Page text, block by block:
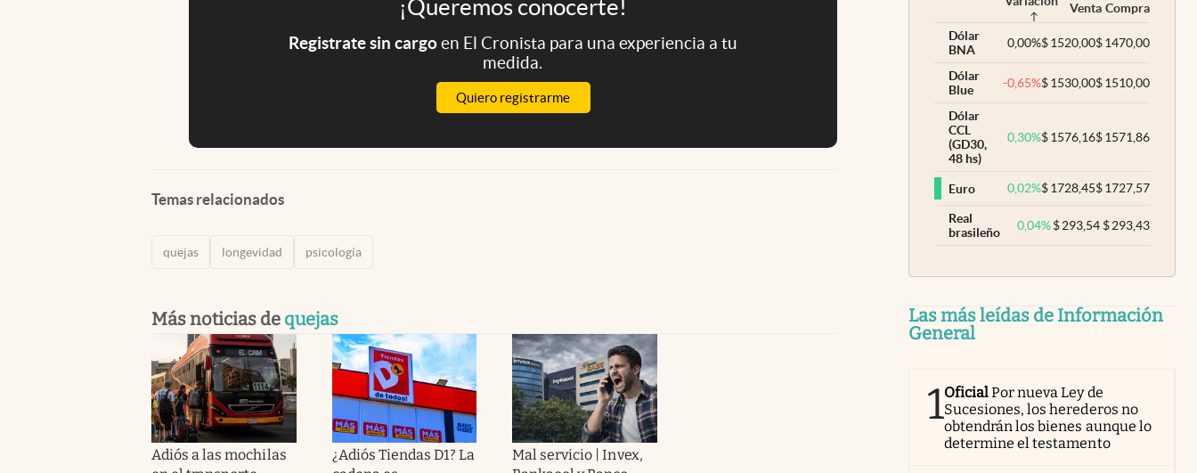
¡Queremos conocerte!
Registrate sin cargoen El Cronista para una experiencia a tu
medida.
Quiero registrarme
Temas relacionados
quejas longevidad psicología
Más noticias de quejas
Adiós a las mochilas
¿Adiós Tiendas D1? La
Mal servicio | Invex,
Venta Compra
Dólar
BNA
0,00%$1520,00$1470,00
Dólar
Blue
-0,65%$1530,00$1510,00
Dólar
CCL
(GD30,
48 hs)
0,30%$1576,16$1571,86
Euro 0,02%$1728,45$1727,57
Real
brasileño
0,04% $293,54 $293,43
Las más leídas de Información
General
1OficialPor nueva Ley de
Sucesiones, los herederos no
obtendrán los bienes aunque lo
determine el testamento